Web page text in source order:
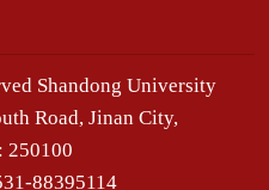
Shandong University
Road, Jinan City,
250100
88395114